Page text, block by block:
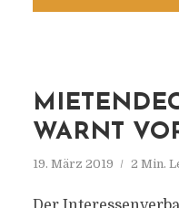
WARNT
19. März 2019 2 Min.